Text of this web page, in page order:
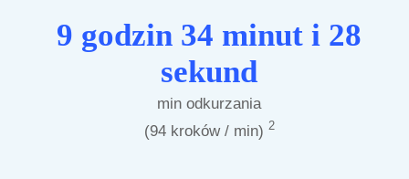
9 godzin 34 minut i 28
sekund
min odkurzania
(94 kroków / min) 2